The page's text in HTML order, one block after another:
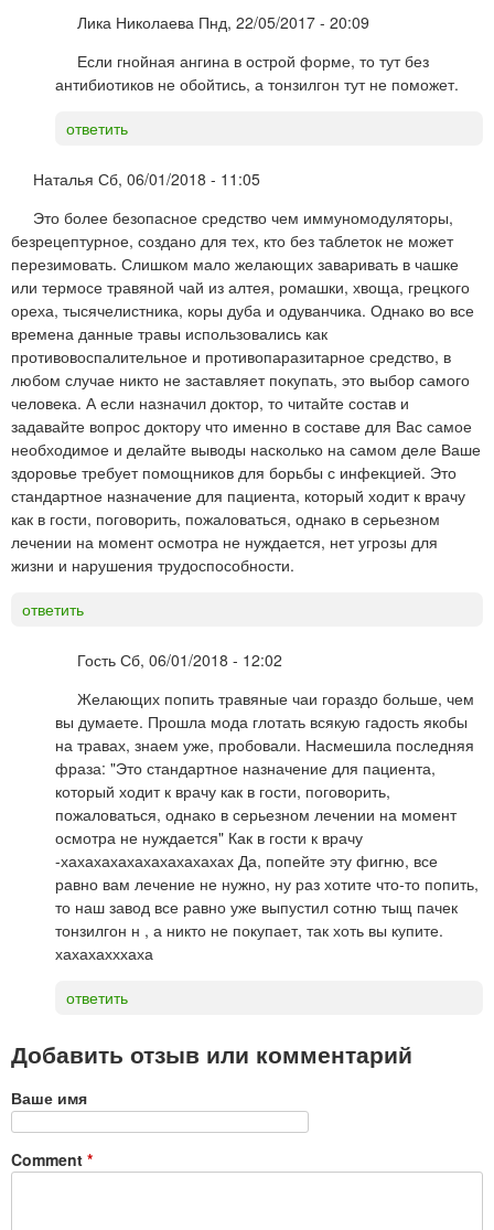
Лика Николаева Пнд, 22/05/2017 - 20:09
Если гнойная ангина в острой форме, то тут без
антибиотиков не обойтись, а тонзилгон тут не поможет.
ответить
Наталья Сб, 06/01/2018 - 11:05
Это более безопасное средство чем иммуномодуляторы,
безрецептурное, создано для тех, кто без таблеток не может
перезимовать. Слишком мало желающих заваривать в чашке
или термосе травяной чай из алтея, ромашки, хвоща, грецкого
ореха, тысячелистника, коры дуба и одуванчика. Однако во все
времена данные травы использовались как
противовоспалительное и противопаразитарное средство, в
любом случае никто не заставляет покупать, это выбор самого
человека. А если назначил доктор, то читайте состав и
задавайте вопрос доктору что именно в составе для Вас самое
необходимое и делайте выводы насколько на самом деле Ваше
здоровье требует помощников для борьбы с инфекцией. Это
стандартное назначение для пациента, который ходит к врачу
как в гости, поговорить, пожаловаться, однако в серьезном
лечении на момент осмотра не нуждается, нет угрозы для
жизни и нарушения трудоспособности.
ответить
Гость Сб, 06/01/2018 - 12:02
Желающих попить травяные чаи гораздо больше, чем
вы думаете. Прошла мода глотать всякую гадость якобы
на травах, знаем уже, пробовали. Насмешила последняя
фраза: "Это стандартное назначение для пациента,
который ходит к врачу как в гости, поговорить,
пожаловаться, однако в серьезном лечении на момент
осмотра не нуждается" Как в гости к врачу
-хахахахахахахахахахах Да, попейте эту фигню, все
равно вам лечение не нужно, ну раз хотите что-то попить,
то наш завод все равно уже выпустил сотню тыщ пачек
тонзилгон н , а никто не покупает, так хоть вы купите.
хахахахххаха
ответить
Добавить отзыв или комментарий
Ваше имя
Comment *